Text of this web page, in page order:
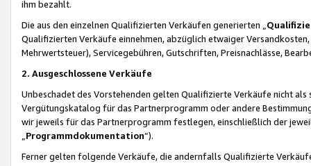
ihm bezahlt.
Die aus den einzelnen Qualifizierten Verkäufen generierten „
Qualifizierten Verkäufe einnehmen, abzüglich etwaiger
Mehrwertsteuer), Servicegebühren, Gutschriften, Preisnachlässe,
2. Ausgeschlossene Verkäufe
Unbeschadet des Vorstehenden gelten Qualifizierte Verkäufe nicht
Vergütungskatalog für das Partnerprogramm oder andere
wir jeweils für das Partnerprogramm festlegen, einschließlich der
Programmdokumentation“).
Ferner gelten folgende Verkäufe, die andernfalls Qualifizierte